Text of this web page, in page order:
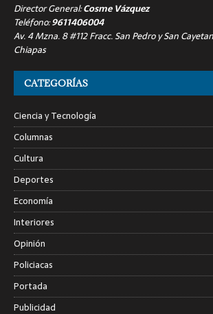
Director General:Cosme Vázquez
Teléfono:9611406004
Av. 4 Mzna. 8 #112 Fracc. San Pedro y San
Chiapas
CATEGORÍAS
Ciencia y Tecnología
Columnas
Cultura
Deportes
Economía
Interiores
Opinión
Policiacas
Portada
Publicidad